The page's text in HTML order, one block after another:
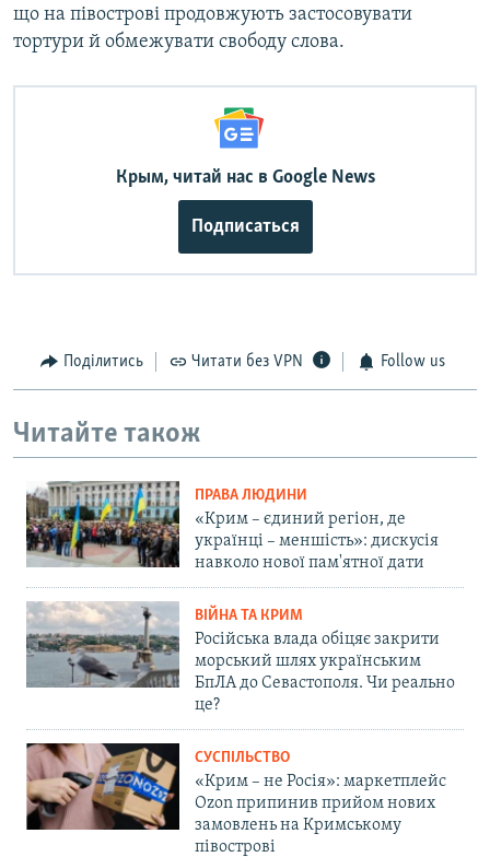
що на півострові продовжують застосовувати
тортури й обмежувати свободу слова.
Крым, читай нас в Google News
Подписаться
Поділитись Читати без VPN Follow us
Читайте також
ПРАВА ЛЮДИНИ
«Крим – єдиний регіон, де
українці – меншість»: дискусія
навколо нової пам'ятної дати
ВІЙНА ТА КРИМ
Російська влада обіцяє закрити
морський шлях українським
БпЛА до Севастополя. Чи реально
це?
СУСПІЛЬСТВО
«Крим – не Росія»: маркетплейс
Ozon припинив прийом нових
замовлень на Кримському
півострові